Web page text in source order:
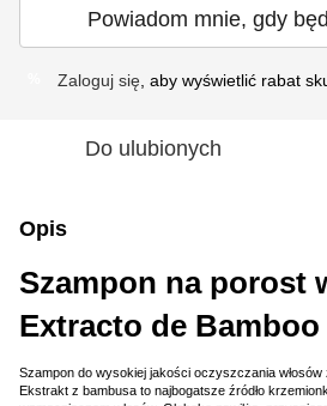
Powiadom mnie, gdy
Zaloguj się , aby wyświetlić rabat
Do ulubionych
Opis
Szampon na porost
Extracto de
Szampon do wysokiej jakości oczyszczania
Ekstrakt z bambusa to najbogatsze źródło